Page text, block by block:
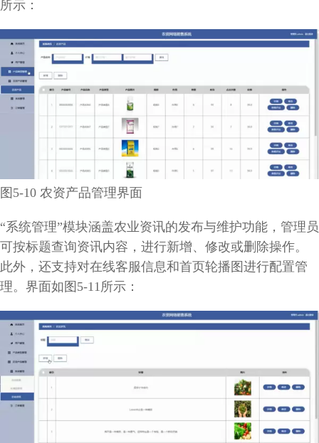
所示：
图5-10 农资产品管理界面
“系统管理”模块涵盖农业资讯的发布与维护功能，管理员
可按标题查询资讯内容，进行新增、修改或删除操作。
此外，还支持对在线客服信息和首页轮播图进行配置管
理。界面如图5-11所示：